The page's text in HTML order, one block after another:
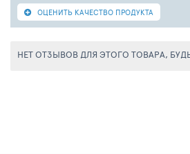
ОЦЕНИТЬ КАЧЕСТВО ПРОДУКТА
НЕТ ОТЗЫВОВ ДЛЯ ЭТОГО ТОВАРА,